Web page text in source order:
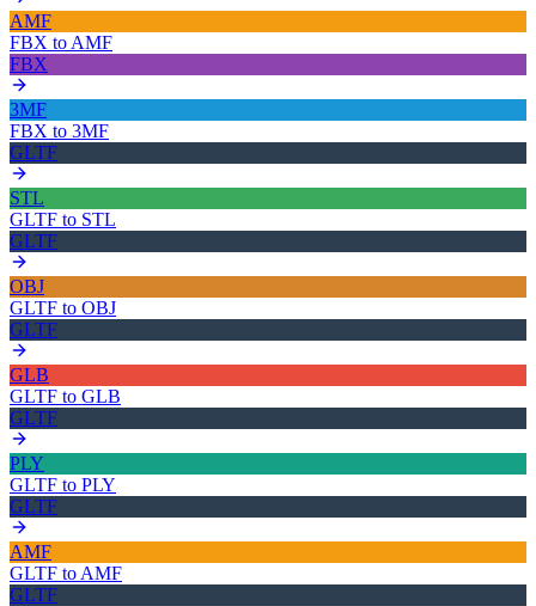
AMF
FBX to AMF
FBX
3MF
FBX to 3MF
GLTF
STL
GLTF to STL
GLTF
OBJ
GLTF to OBJ
GLTF
GLB
GLTF to GLB
GLTF
PLY
GLTF to PLY
GLTF
AMF
GLTF to AMF
GLTF